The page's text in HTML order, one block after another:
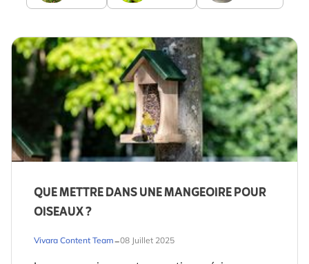
QUE METTRE DANS UNE MANGEOIRE POUR
OISEAUX ?
Vivara Content Team-08 Juillet 2025